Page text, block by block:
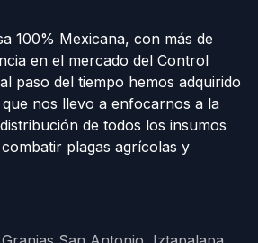
100% Mexicana, con más de
en el mercado del Control
paso del tiempo hemos adquirido
nos llevo a enfocarnos a la
de todos los insumos
plagas agrícolas y